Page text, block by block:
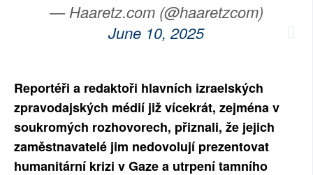
— Haaretz.com (@haaretzcom)
June 10, 2025
Reportéři a redaktoři hlavních izraelských
zpravodajských médií již vícekrát, zejména v
soukromých rozhovorech, přiznali, že jejich
zaměstnavatelé jim nedovolují prezentovat
humanitární krizi v Gaze a utrpení tamního